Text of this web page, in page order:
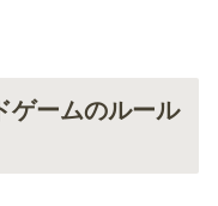
ゲームのルール